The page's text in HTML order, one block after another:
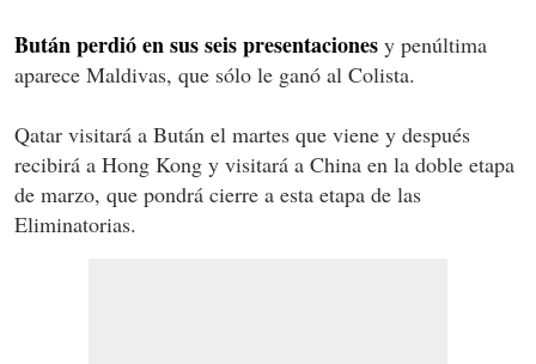
Bután perdió en sus seis presentaciones y penúltima
aparece Maldivas, que sólo le ganó al Colista.
Qatar visitará a Bután el martes que viene y después
recibirá a Hong Kong y visitará a China en la doble etapa
de marzo, que pondrá cierre a esta etapa de las
Eliminatorias.